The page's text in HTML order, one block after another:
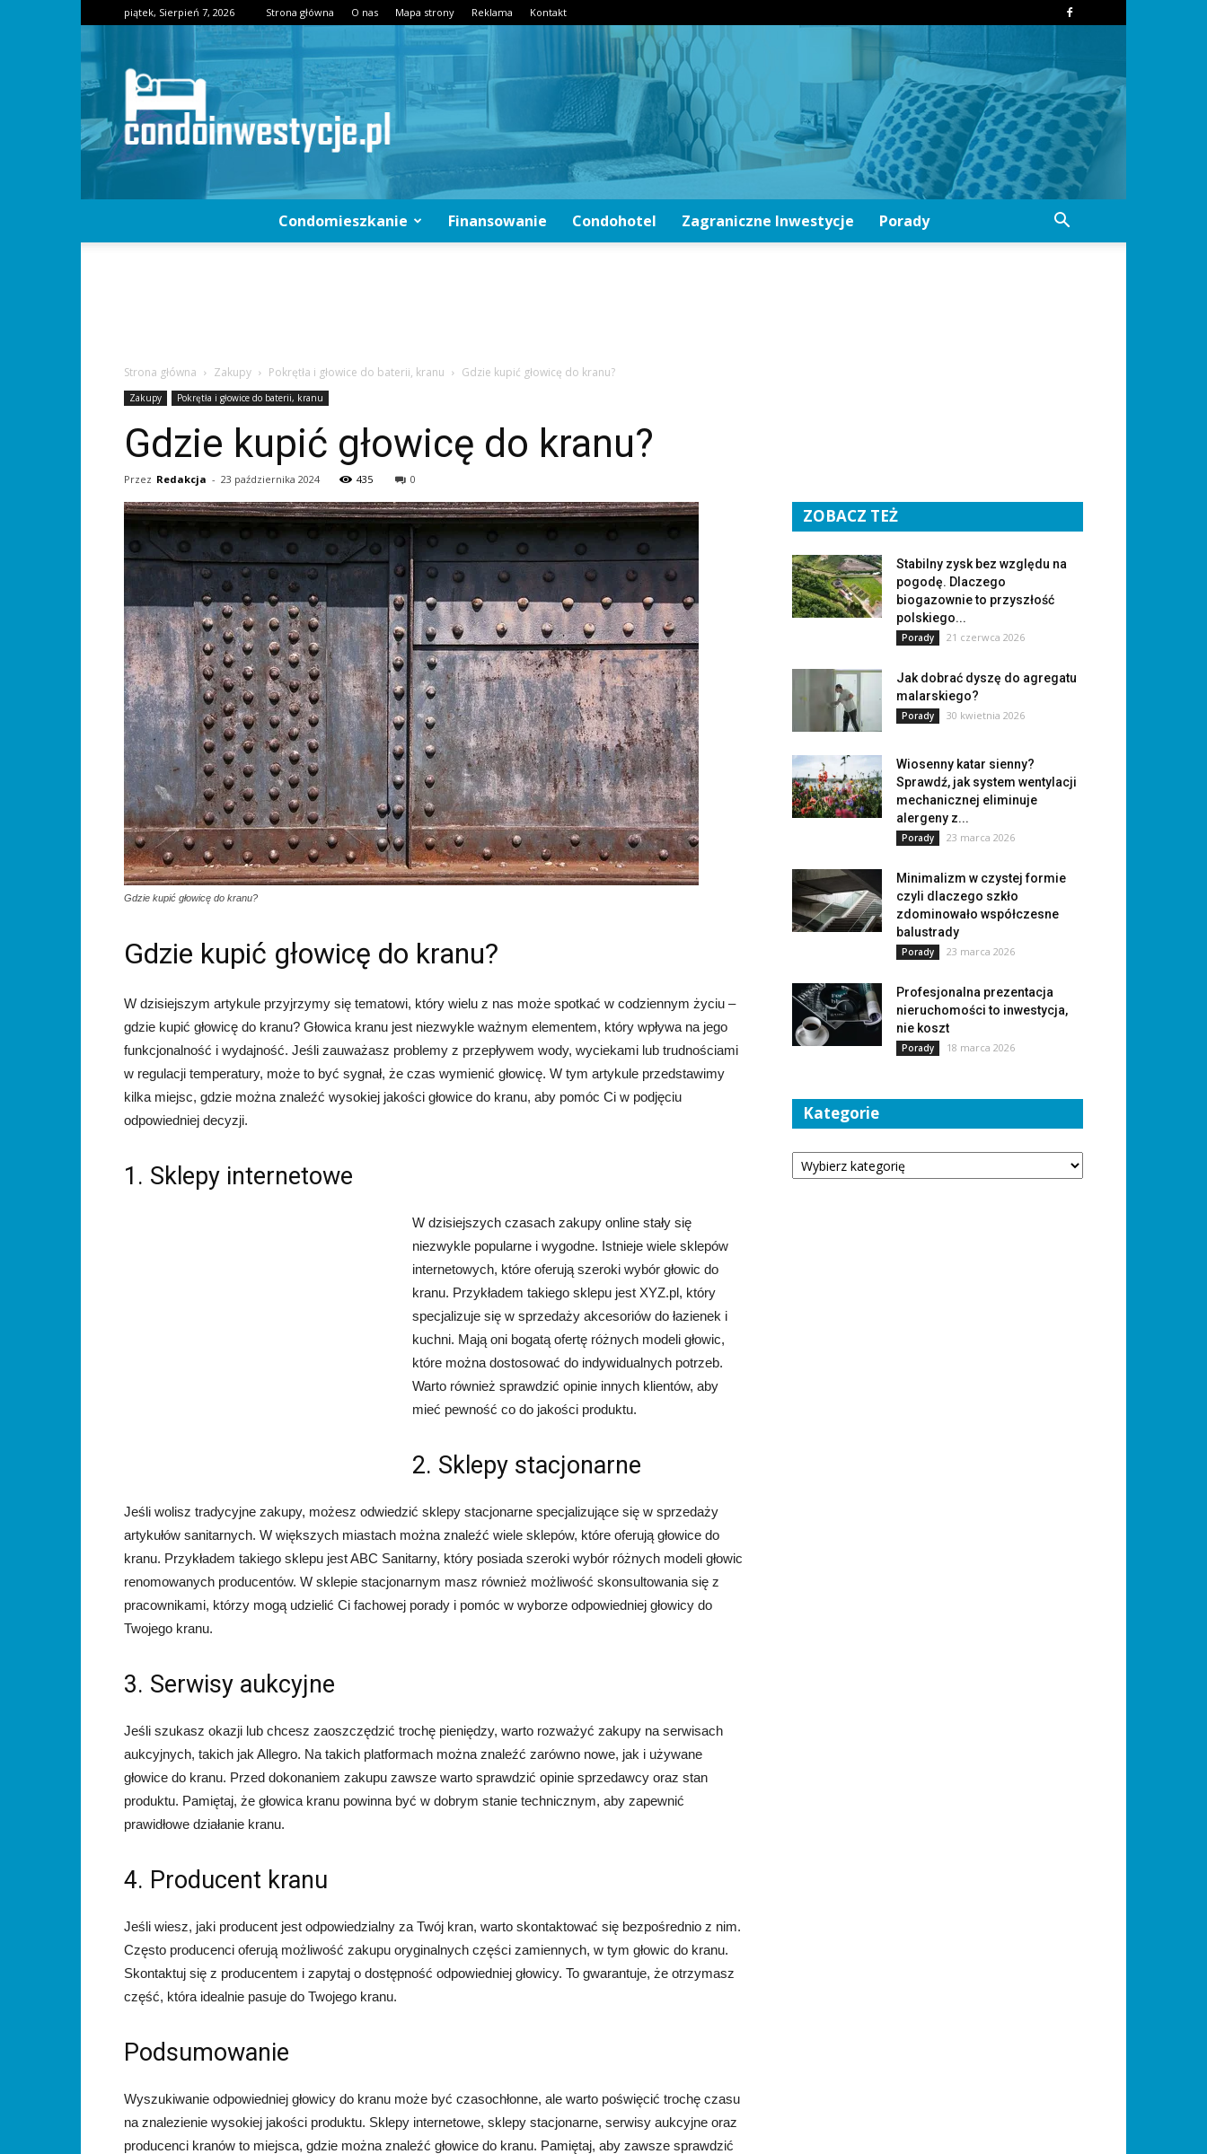
piątek, Sierpień 7, 2026 Strona główna O nas Mapa strony Reklama Kontakt
Condomieszkanie Finansowanie Condohotel Zagraniczne Inwestycje Porady
Strona główna Zakupy Pokrętła i głowice do baterii, kranu Gdzie kupić głowicę do kranu?
Zakupy Pokrętła i głowice do baterii, kranu
Gdzie kupić głowicę do kranu?
Przez Redakcja - 23 października 2024 435 0
Gdzie kupić głowicę do kranu?
Gdzie kupić głowicę do kranu?
W dzisiejszym artykule przyjrzymy się tematowi, który wielu z nas może spotkać w codziennym życiu –
gdzie kupić głowicę do kranu? Głowica kranu jest niezwykle ważnym elementem, który wpływa na jego
funkcjonalność i wydajność. Jeśli zauważasz problemy z przepływem wody, wyciekami lub trudnościami
w regulacji temperatury, może to być sygnał, że czas wymienić głowicę. W tym artykule przedstawimy
kilka miejsc, gdzie można znaleźć wysokiej jakości głowice do kranu, aby pomóc Ci w podjęciu
odpowiedniej decyzji.
1. Sklepy internetowe
W dzisiejszych czasach zakupy online stały się
niezwykle popularne i wygodne. Istnieje wiele sklepów
internetowych, które oferują szeroki wybór głowic do
kranu. Przykładem takiego sklepu jest XYZ.pl, który
specjalizuje się w sprzedaży akcesoriów do łazienek i
kuchni. Mają oni bogatą ofertę różnych modeli głowic,
które można dostosować do indywidualnych potrzeb.
Warto również sprawdzić opinie innych klientów, aby
mieć pewność co do jakości produktu.
2. Sklepy stacjonarne
Jeśli wolisz tradycyjne zakupy, możesz odwiedzić sklepy stacjonarne specjalizujące się w sprzedaży
artykułów sanitarnych. W większych miastach można znaleźć wiele sklepów, które oferują głowice do
kranu. Przykładem takiego sklepu jest ABC Sanitarny, który posiada szeroki wybór różnych modeli głowic
renomowanych producentów. W sklepie stacjonarnym masz również możliwość skonsultowania się z
pracownikami, którzy mogą udzielić Ci fachowej porady i pomóc w wyborze odpowiedniej głowicy do
Twojego kranu.
3. Serwisy aukcyjne
Jeśli szukasz okazji lub chcesz zaoszczędzić trochę pieniędzy, warto rozważyć zakupy na serwisach
aukcyjnych, takich jak Allegro. Na takich platformach można znaleźć zarówno nowe, jak i używane
głowice do kranu. Przed dokonaniem zakupu zawsze warto sprawdzić opinie sprzedawcy oraz stan
produktu. Pamiętaj, że głowica kranu powinna być w dobrym stanie technicznym, aby zapewnić
prawidłowe działanie kranu.
4. Producent kranu
Jeśli wiesz, jaki producent jest odpowiedzialny za Twój kran, warto skontaktować się bezpośrednio z nim.
Często producenci oferują możliwość zakupu oryginalnych części zamiennych, w tym głowic do kranu.
Skontaktuj się z producentem i zapytaj o dostępność odpowiedniej głowicy. To gwarantuje, że otrzymasz
część, która idealnie pasuje do Twojego kranu.
Podsumowanie
Wyszukiwanie odpowiedniej głowicy do kranu może być czasochłonne, ale warto poświęcić trochę czasu
na znalezienie wysokiej jakości produktu. Sklepy internetowe, sklepy stacjonarne, serwisy aukcyjne oraz
producenci kranów to miejsca, gdzie można znaleźć głowice do kranu. Pamiętaj, aby zawsze sprawdzić
ZOBACZ TEŻ
Stabilny zysk bez względu na
pogodę. Dlaczego
biogazownie to przyszłość
polskiego...
Porady 21 czerwca 2026
Jak dobrać dyszę do agregatu
malarskiego?
Porady 30 kwietnia 2026
Wiosenny katar sienny?
Sprawdź, jak system wentylacji
mechanicznej eliminuje
alergeny z...
Porady 23 marca 2026
Minimalizm w czystej formie
czyli dlaczego szkło
zdominowało współczesne
balustrady
Porady 23 marca 2026
Profesjonalna prezentacja
nieruchomości to inwestycja,
nie koszt
Porady 18 marca 2026
Kategorie
Kategorie